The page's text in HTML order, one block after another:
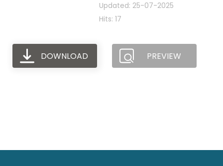
Updated: 25-07-2025
Hits: 17
DOWNLOAD PREVIEW